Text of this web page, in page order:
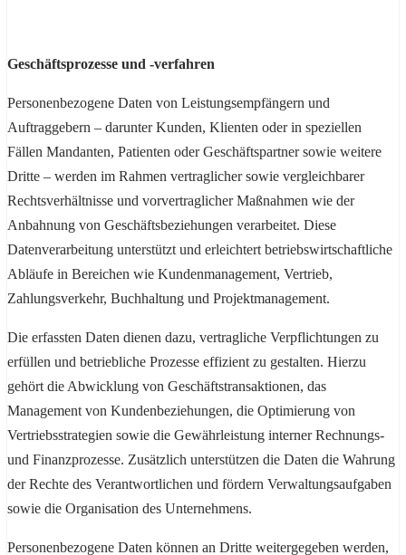
Geschäftsprozesse und -verfahren
Personenbezogene Daten von Leistungsempfängern und
Auftraggebern – darunter Kunden, Klienten oder in speziellen
Fällen Mandanten, Patienten oder Geschäftspartner sowie weitere
Dritte – werden im Rahmen vertraglicher sowie vergleichbarer
Rechtsverhältnisse und vorvertraglicher Maßnahmen wie der
Anbahnung von Geschäftsbeziehungen verarbeitet. Diese
Datenverarbeitung unterstützt und erleichtert betriebswirtschaftliche
Abläufe in Bereichen wie Kundenmanagement, Vertrieb,
Zahlungsverkehr, Buchhaltung und Projektmanagement.
Die erfassten Daten dienen dazu, vertragliche Verpflichtungen zu
erfüllen und betriebliche Prozesse effizient zu gestalten. Hierzu
gehört die Abwicklung von Geschäftstransaktionen, das
Management von Kundenbeziehungen, die Optimierung von
Vertriebsstrategien sowie die Gewährleistung interner Rechnungs-
und Finanzprozesse. Zusätzlich unterstützen die Daten die Wahrung
der Rechte des Verantwortlichen und fördern Verwaltungsaufgaben
sowie die Organisation des Unternehmens.
Personenbezogene Daten können an Dritte weitergegeben werden,